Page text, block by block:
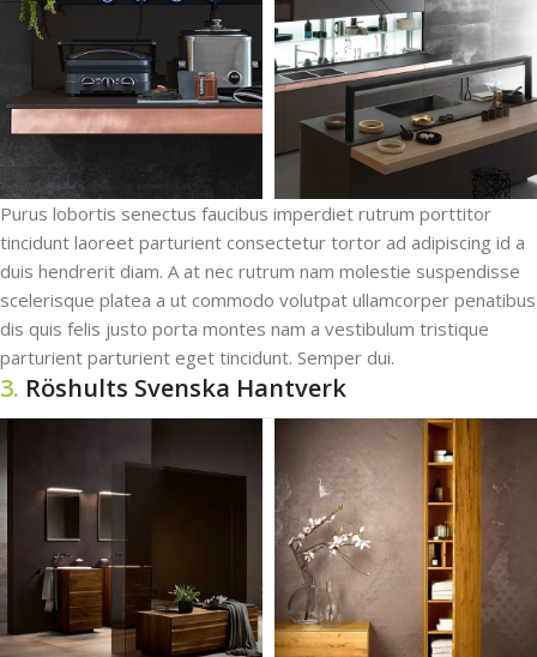
Purus lobortis senectus faucibus imperdiet rutrum porttitor
tincidunt laoreet parturient consectetur tortor ad adipiscing id a
duis hendrerit diam. A at nec rutrum nam molestie suspendisse
scelerisque platea a ut commodo volutpat ullamcorper penatibus
dis quis felis justo porta montes nam a vestibulum tristique
parturient parturient eget tincidunt. Semper dui.
3. Röshults Svenska Hantverk